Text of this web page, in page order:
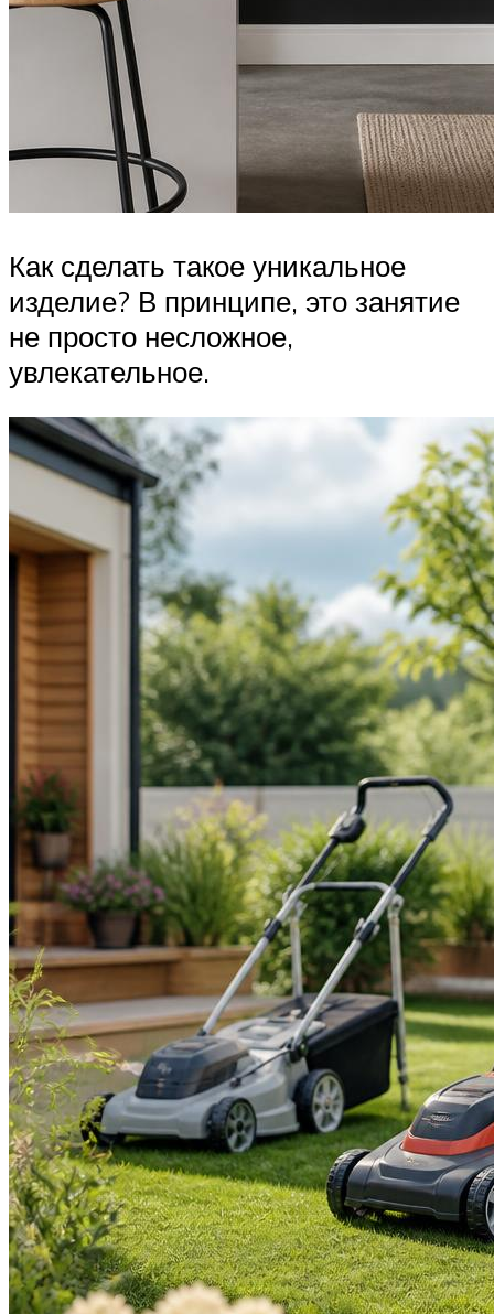
Как сделать такое уникальное
изделие? В принципе, это занятие
не просто несложное,
увлекательное.